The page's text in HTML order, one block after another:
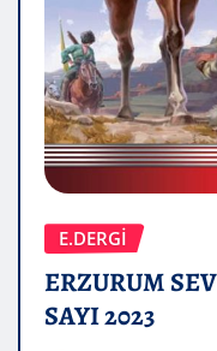
E.DERGİ
ERZURUM
SAYI 2023